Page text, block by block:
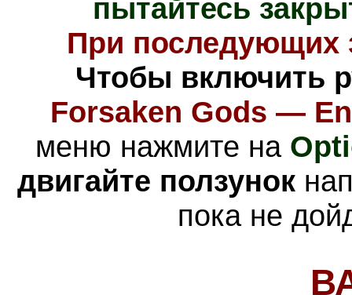
пытайтесь
При последующих
Чтобы включить
Forsaken Gods —
меню нажмите на
двигайте ползунок
пока не